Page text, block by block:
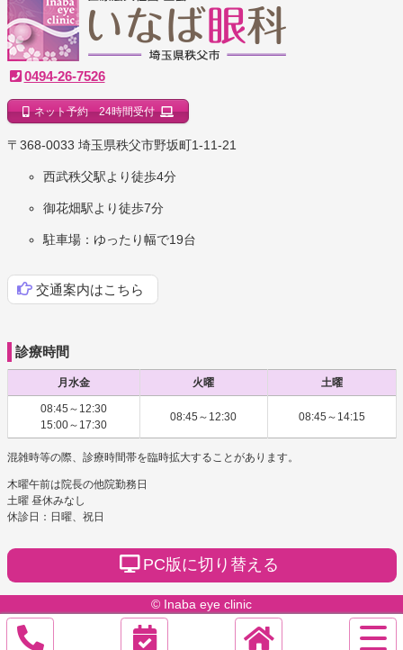
いなば眼科クリニック
｜埼玉県秩父市
0494-26-7526
ネット予約 24時間受付
〒368-0033 埼玉県秩父市野坂町1-11-21
西武秩父駅より徒歩4分
御花畑駅より徒歩7分
駐車場：ゆったり幅で19台
交通案内はこちら
診療時間
月水金 火曜 土曜
08:45～12:30
15:00～17:30
08:45～12:30 08:45～14:15
混雑時等の際、診療時間帯を臨時拡大することがあります。
木曜午前は院長の他院勤務日
土曜 昼休みなし
休診日：日曜、祝日
PC版に切り替える
© Inaba eye clinic
サ